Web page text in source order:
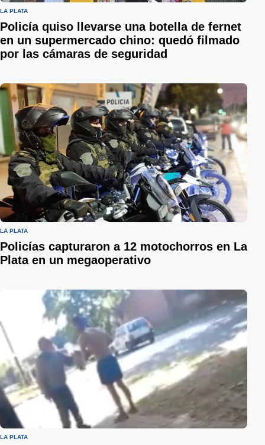
LA PLATA
Policía quiso llevarse una botella de fernet
en un supermercado chino: quedó filmado
por las cámaras de seguridad
LA PLATA
Policías capturaron a 12 motochorros en La
Plata en un megaoperativo
LA PLATA